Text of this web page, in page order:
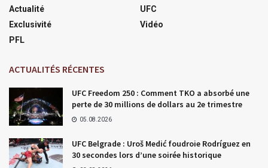
Actualité
Exclusivité
PFL
UFC
Vidéo
ACTUALITÉS RÉCENTES
UFC Freedom 250 : Comment TKO a absorbé une
perte de 30 millions de dollars au 2e trimestre
05.08.2026
UFC Belgrade : Uroš Medić foudroie Rodríguez en
30 secondes lors d’une soirée historique